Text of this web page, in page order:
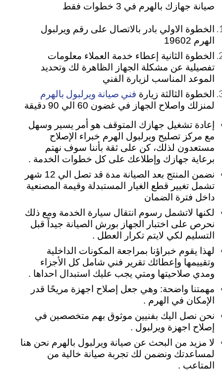
صيانة جهازك بالهرم في 3 خطوات فقط
الخطوة الاولي بادر بالاتصال على رقم ويرلبول
الهرم 19602
الخطوة الثانية إعطاء خدمة العملاء معلومات
تفصيلية عن مشكلة الجهاز الظاهرة لك وتحديد
الموعد المناسب لزيارة الفني
الخطوة الثالثة زيارة فني صيانة ويرلبول بالهرم
لمنزلك واصلاح الجهاز في غضون 60 الي 90 دقيقة
إعادة تشغيل جهازك المتوقف هو أمر يسير وسهل
مع مركز تصليح ويرلبول الهرم خبراء الإصلاح
مستعدون لذلك، كن على ثقة بأننا سوف نهتم
برعاية جهازك وإطلاعك على كل خطوات الخدمة .
نضمن المنتج بعد الصيانة مدة قد تصل الي 12 شهر
تشمل تغيير قطع الغيار المستبدلة وقيمة المصنعية
داخل فترة الضمان
لكنها لاتشمل رسوم انتقال سيارة الخدمة ومع ذلك
نحرص على اختبار الجهاز بورش الصيانة جيداً قبل
التسليم لكي لايتم تكرار العطل .
لهذا يقوم خبراؤنا بمراجعة المكونات الداخلية
وتقييمها وإعطائك تقرير فني شامل كل الأجزاء
ومدي صلاحيتها ومتي يجب عليك استبدال احداها .
مهمتنا واضحة: وهي جعل إصلاح اجهزة مريحًا قدر
الإمكان في الهرم .
نحن نصل اليك بفنيين موثوق بهم متخصصين في
إصلاح اجهزة ويرلبول .
لا مزيد من البحث عن صيانة ويرلبول بالهرم نحن هنا
لمساعدتك ونضمن لك تجربة صيانة خالية من
المتاعب .